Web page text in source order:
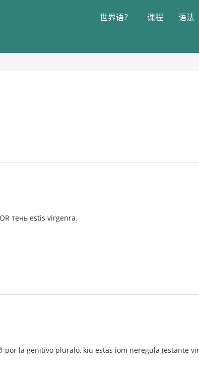
世界语？ 课程 语法
тень estis virgenra.
la genitivo pluralo, kiu estas iom neregula (estante